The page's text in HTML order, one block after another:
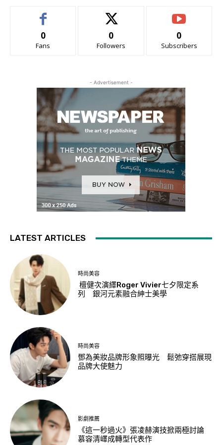
0
Fans
0
Followers
0
Subscribers
- Advertisement -
LATEST ARTICLES
時尚美容
檀健次演繹Roger Vivier七夕限定系
列 銀河元素融合紳士美學
時尚美容
鄧為美妝品牌形象照曝光 鬆弛穿搭展現
品牌大使魅力
影劇推薦
《這一秒過火》張凌赫演技掀兩極討論
慕容清嶧成轉型代表作